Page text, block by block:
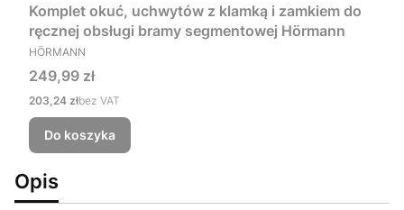
Komplet okuć, uchwytów z klamką i zamkiem do
ręcznej obsługi bramy segmentowej Hörmann
PRODUCENT
HÖRMANN
Cena
249,99 zł
Cena
203,24 złbez VAT
Do koszyka
Opis